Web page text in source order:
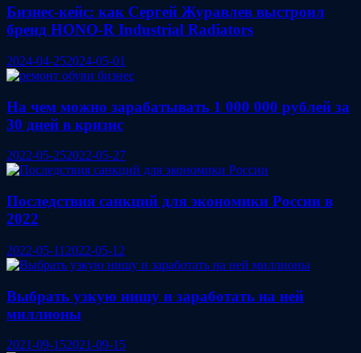
Бизнес-кейс: как Сергей Журавлев выстроил
бренд HONO-R Industrial Radiators
2024-04-252024-05-01
На чем можно зарабатывать 1 000 000 рублей за
30 дней в кризис
2022-05-252022-05-27
Последствия санкций для экономики России в
2022
2022-05-11 2022-05-12
Выбрать узкую нишу и заработать на ней
миллионы
2021-09-152021-09-15